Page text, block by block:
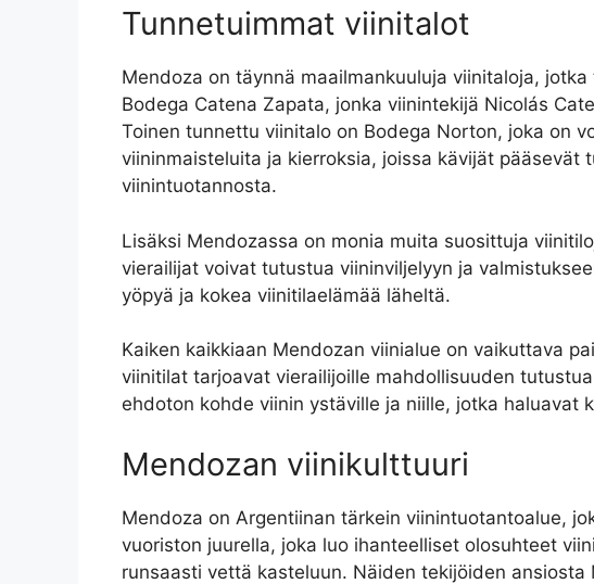
Tunnetuimmat viinitalot
Mendoza on täynnä maailmankuuluja viinitaloja,
Bodega Catena Zapata, jonka viinintekijä Nicolás
Toinen tunnettu viinitalo on Bodega Norton, joka on
viininmaisteluita ja kierroksia, joissa kävijät pääsevät
viinintuotannosta.
Lisäksi Mendozassa on monia muita suosittuja
vierailijat voivat tutustua viininviljelyyn ja
yöpyä ja kokea viinitilaelämää läheltä.
Kaiken kaikkiaan Mendozan viinialue on vaikuttava
viinitilat tarjoavat vierailijoille mahdollisuuden
ehdoton kohde viinin ystäville ja niille, jotka haluavat
Mendozan viinikulttuuri
Mendoza on Argentiinan tärkein viinintuotantoalue,
vuoriston juurella, joka luo ihanteelliset olosuhteet
runsaasti vettä kasteluun. Näiden tekijöiden